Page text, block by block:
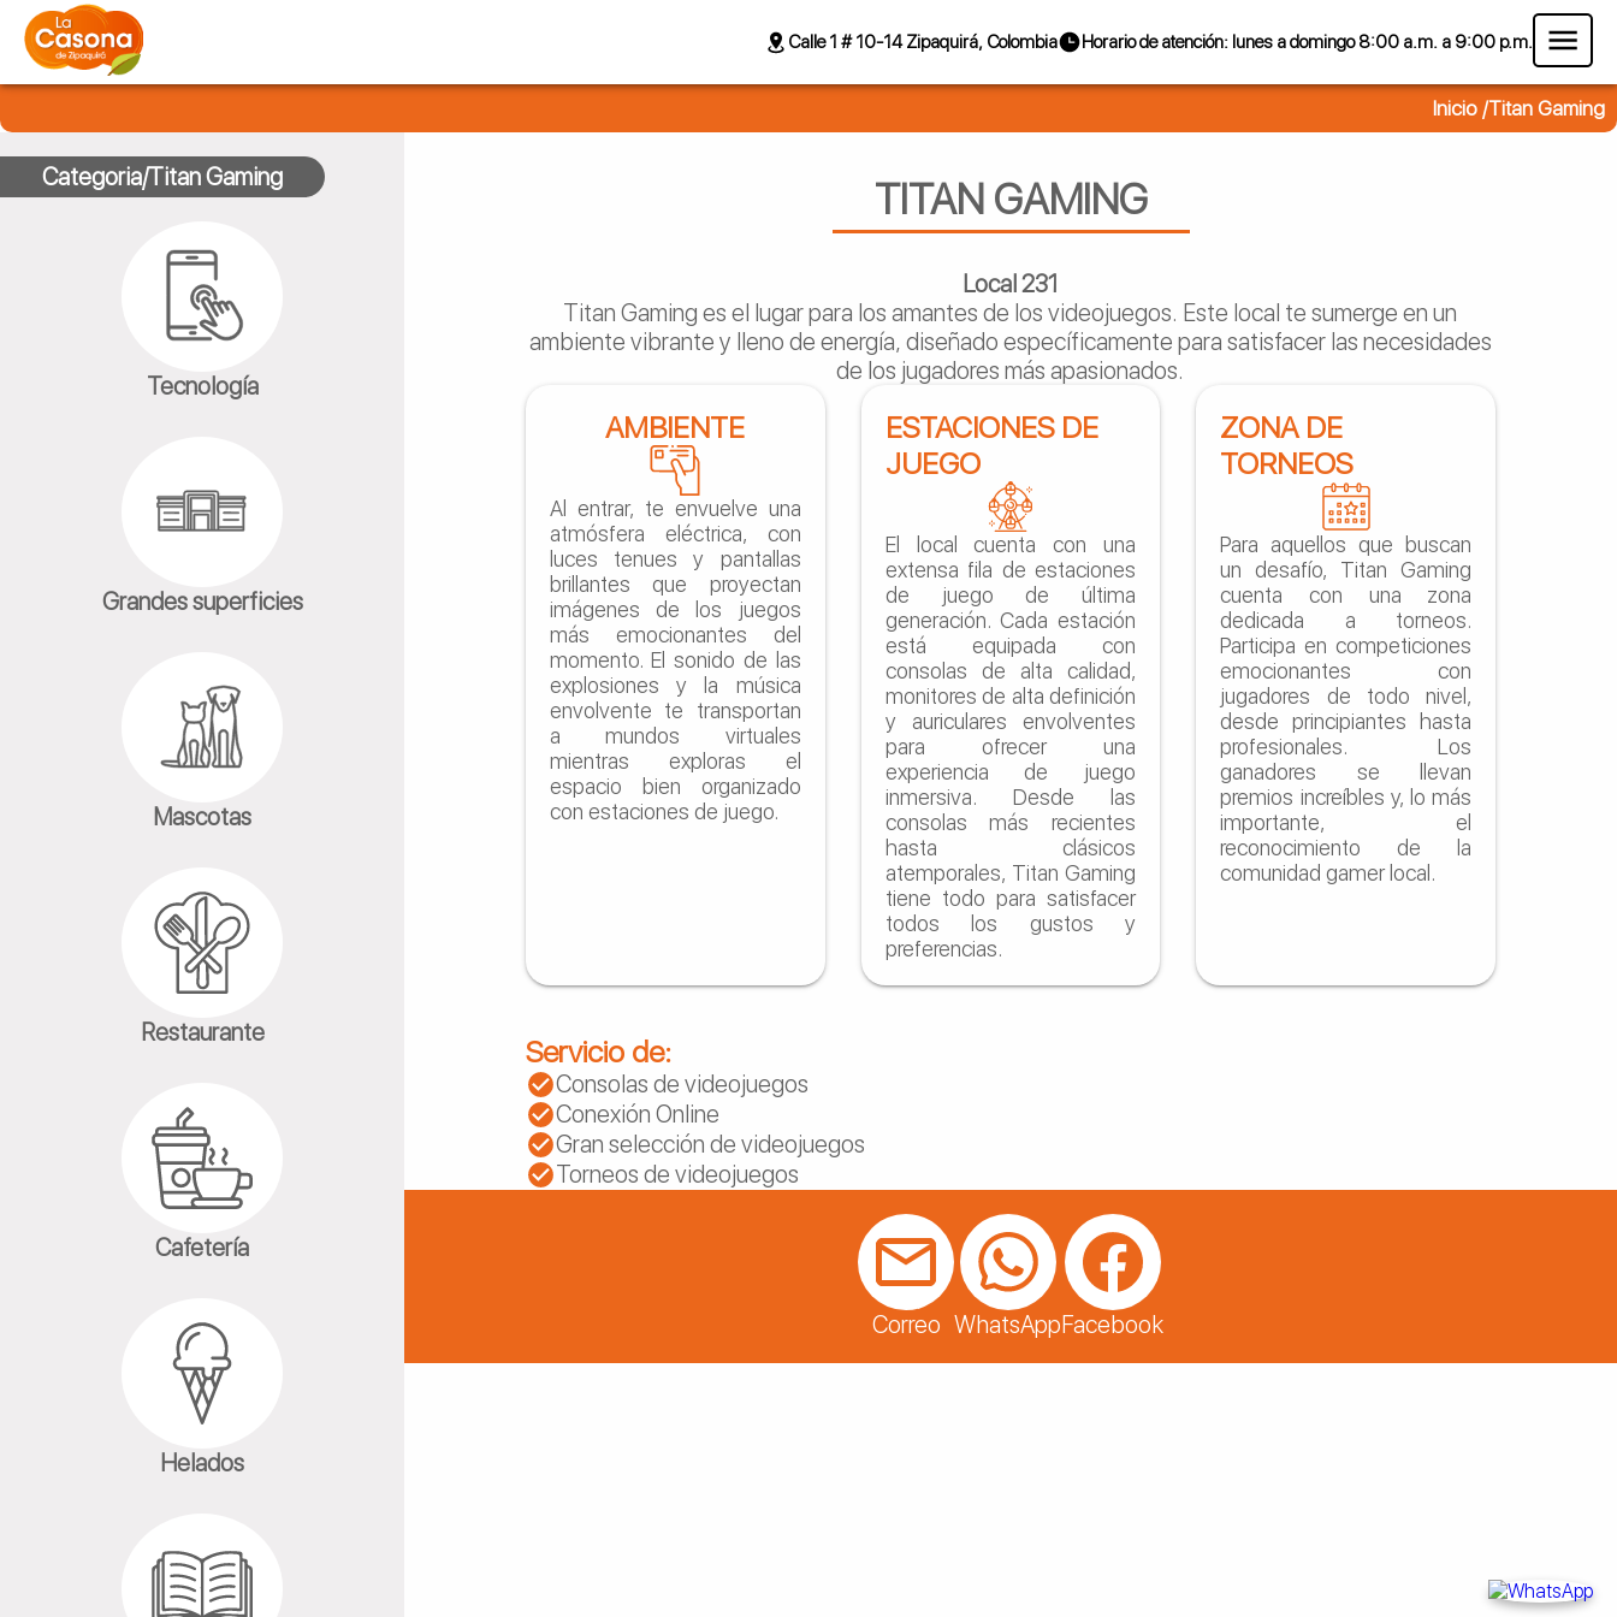
Calle 1 # 10-14 Zipaquirá, Colombia Horario de atención: lunes a domingo 8:00 a.m. a 9:00 p.m.
Inicio /Titan Gaming
Categoria/Titan Gaming
Tecnología
Grandes superficies
Mascotas
Restaurante
Cafetería
Helados
TITAN GAMING
Local 231
Titan Gaming es el lugar para los amantes de los videojuegos. Este local te sumerge en un
ambiente vibrante y lleno de energía, diseñado específicamente para satisfacer las necesidades
de los jugadores más apasionados.
AMBIENTE
Al entrar, te envuelve una
atmósfera eléctrica, con
luces tenues y pantallas
brillantes que proyectan
imágenes de los juegos
más emocionantes del
momento. El sonido de las
explosiones y la música
envolvente te transportan
a mundos virtuales
mientras exploras el
espacio bien organizado
con estaciones de juego.
ESTACIONES DE
JUEGO
El local cuenta con una
extensa fila de estaciones
de juego de última
generación. Cada estación
está equipada con
consolas de alta calidad,
monitores de alta definición
y auriculares envolventes
para ofrecer una
experiencia de juego
inmersiva. Desde las
consolas más recientes
hasta clásicos
atemporales, Titan Gaming
tiene todo para satisfacer
todos los gustos y
preferencias.
ZONA DE
TORNEOS
Para aquellos que buscan
un desafío, Titan Gaming
cuenta con una zona
dedicada a torneos.
Participa en competiciones
emocionantes con
jugadores de todo nivel,
desde principiantes hasta
profesionales. Los
ganadores se llevan
premios increíbles y, lo más
importante, el
reconocimiento de la
comunidad gamer local.
Servicio de:
Consolas de videojuegos
Conexión Online
Gran selección de videojuegos
Torneos de videojuegos
Correo WhatsAppFacebook